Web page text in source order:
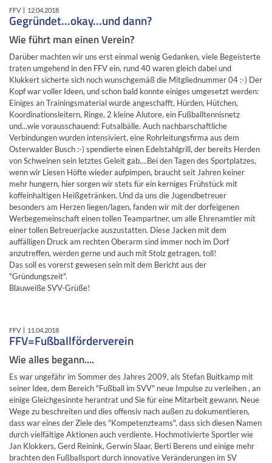
FFV 12.04.2018
Gegründet...okay...und dann?
Wie führt man einen Verein?
Darüber machten wir uns erst einmal wenig Gedanken, viele Begeisterte
traten umgehend in den FFV ein, rund 40 waren gleich dabei und
Klukkert sicherte sich noch wunschgemäß die Mitgliednummer 04 :-) Der
Kopf war voller Ideen, und schon bald konnte einiges umgesetzt werden:
Einiges an Trainingsmaterial wurde angeschafft, Hürden, Hütchen,
Koordinationsleitern, Ringe, 2 kleine Alutore, ein Fußballtennisnetz
und...wie vorausschauend: Futsalbälle. Auch nachbarschaftliche
Verbindungen wurden intensiviert, eine Rohrleitungsfirma aus dem
Osterwalder Busch :-) spendierte einen Edelstahlgrill, der bereits Herden
von Schweinen sein letztes Geleit gab....Bei den Tagen des Sportplatzes,
wenn wir Liesen Höfte wieder aufpimpen, braucht seit Jahren keiner
mehr hungern, hier sorgen wir stets für ein kerniges Frühstück mit
koffeinhaltigen Heißgetränken. Und da uns die Jugendbetreuer
besonders am Herzen liegen/lagen, fanden wir mit der dorfeigenen
Werbegemeinschaft einen tollen Teampartner, um alle Ehrenamtler mit
einer tollen Betreuerjacke auszustatten. Diese Jacken mit dem
auffälligen Druck am rechten Oberarm sind immer noch im Dorf
anzutreffen, werden gerne und auch mit Stolz getragen, toll!
Das soll es vorerst gewesen sein mit dem Bericht aus der
"Gründungszeit".
Blauweiße SVV-Grüße!
FFV 11.04.2018
FFV=Fußballförderverein
Wie alles begann....
Es war ungefähr im Sommer des Jahres 2009, als Stefan Buitkamp mit
seiner Idee, dem Bereich "Fußball im SVV" neue Impulse zu verleihen , an
einige Gleichgesinnte herantrat und Sie für eine Mitarbeit gewann. Neue
Wege zu beschreiten und dies offensiv nach außen zu dokumentieren,
dass war eines der Ziele des "Kompetenzteams", dass sich diesen Namen
durch vielfältige Aktionen auch verdiente. Hochmotivierte Sportler wie
Jan Klokkers, Gerd Reinink, Gerwin Slaar, Berti Berens und einige mehr
brachten den Fußballsport durch innovative Veränderungen im SV